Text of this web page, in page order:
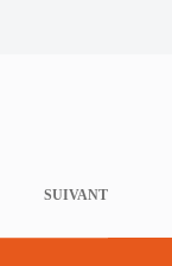
SUIVANT